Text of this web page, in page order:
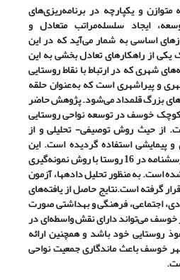
و یکپارچه در برنامه‌ریزی‌های
ایجاد سلسله‌مراتب متعادل و
اساسی به شمار می‌آید که در این
از راهکارهای تعادل بخشی به این
شهری که در ارتباط با نقاط روستایی
و پیراشهری است که به‌عنوان حلقه
بزرگ قلمداد می‌شود. پژوهش حاضر
خوسف در توسعه نواحی روستایی
از حیث روش توصیفی- تحلیلی و از
و پیمایشی استفاده گردیده است. این
پژوهش با حجم نمونه 384 پرسشنامه در 16 روستا با روش نمونه‌گیری
است. به منظور تحلیل داده­ها، آزمون
گرفته است.نتایج حاصل از یافته‌های
اجتماعی، فرهنگی و بهداشتی صورت
می‌تواند دارای نقش واسطه‌ای در
روستایی خود باشد و همچنین ارائه
خوسف باعث ماندگاری جمعیت نواحی